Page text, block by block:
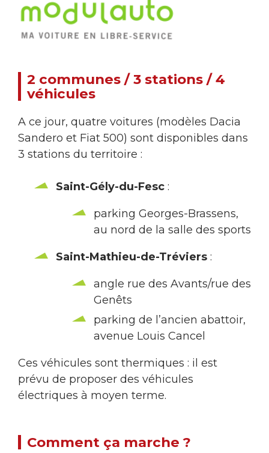
2 communes / 3 stations / 4
véhicules
A ce jour, quatre voitures (modèles Dacia
Sandero et Fiat 500) sont disponibles dans
3 stations du territoire :
Saint-Gély-du-Fesc :
parking Georges-Brassens,
au nord de la salle des sports
Saint-Mathieu-de-Tréviers :
angle rue des Avants/rue des
Genêts
parking de l’ancien abattoir,
avenue Louis Cancel
Ces véhicules sont thermiques : il est
prévu de proposer des véhicules
électriques à moyen terme.
Comment ça marche ?